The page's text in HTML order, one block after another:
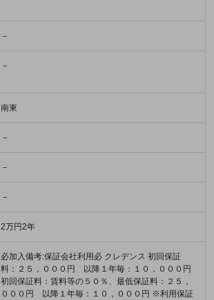
－
－
南東
－
－
－
2万円2年
必加入備考:保証会社利用必 クレデンス 初回保証
料：２５，０００円 以降１年毎：１０，０００円
初回保証料：賃料等の５０％、最低保証料：２５，
０００円 以降１年毎：１０，０００円 ※利用保証